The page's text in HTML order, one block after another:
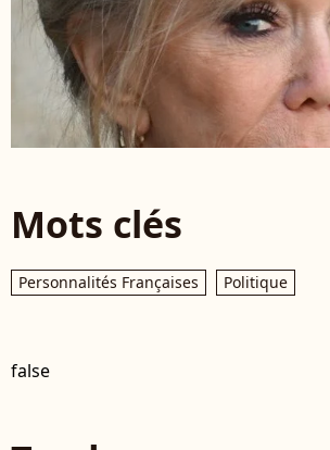
Mots clés
Personnalités Françaises Politique
false